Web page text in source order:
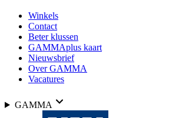
Winkels
Contact
Beter klussen
GAMMAplus kaart
Nieuwsbrief
Over GAMMA
Vacatures
GAMMA